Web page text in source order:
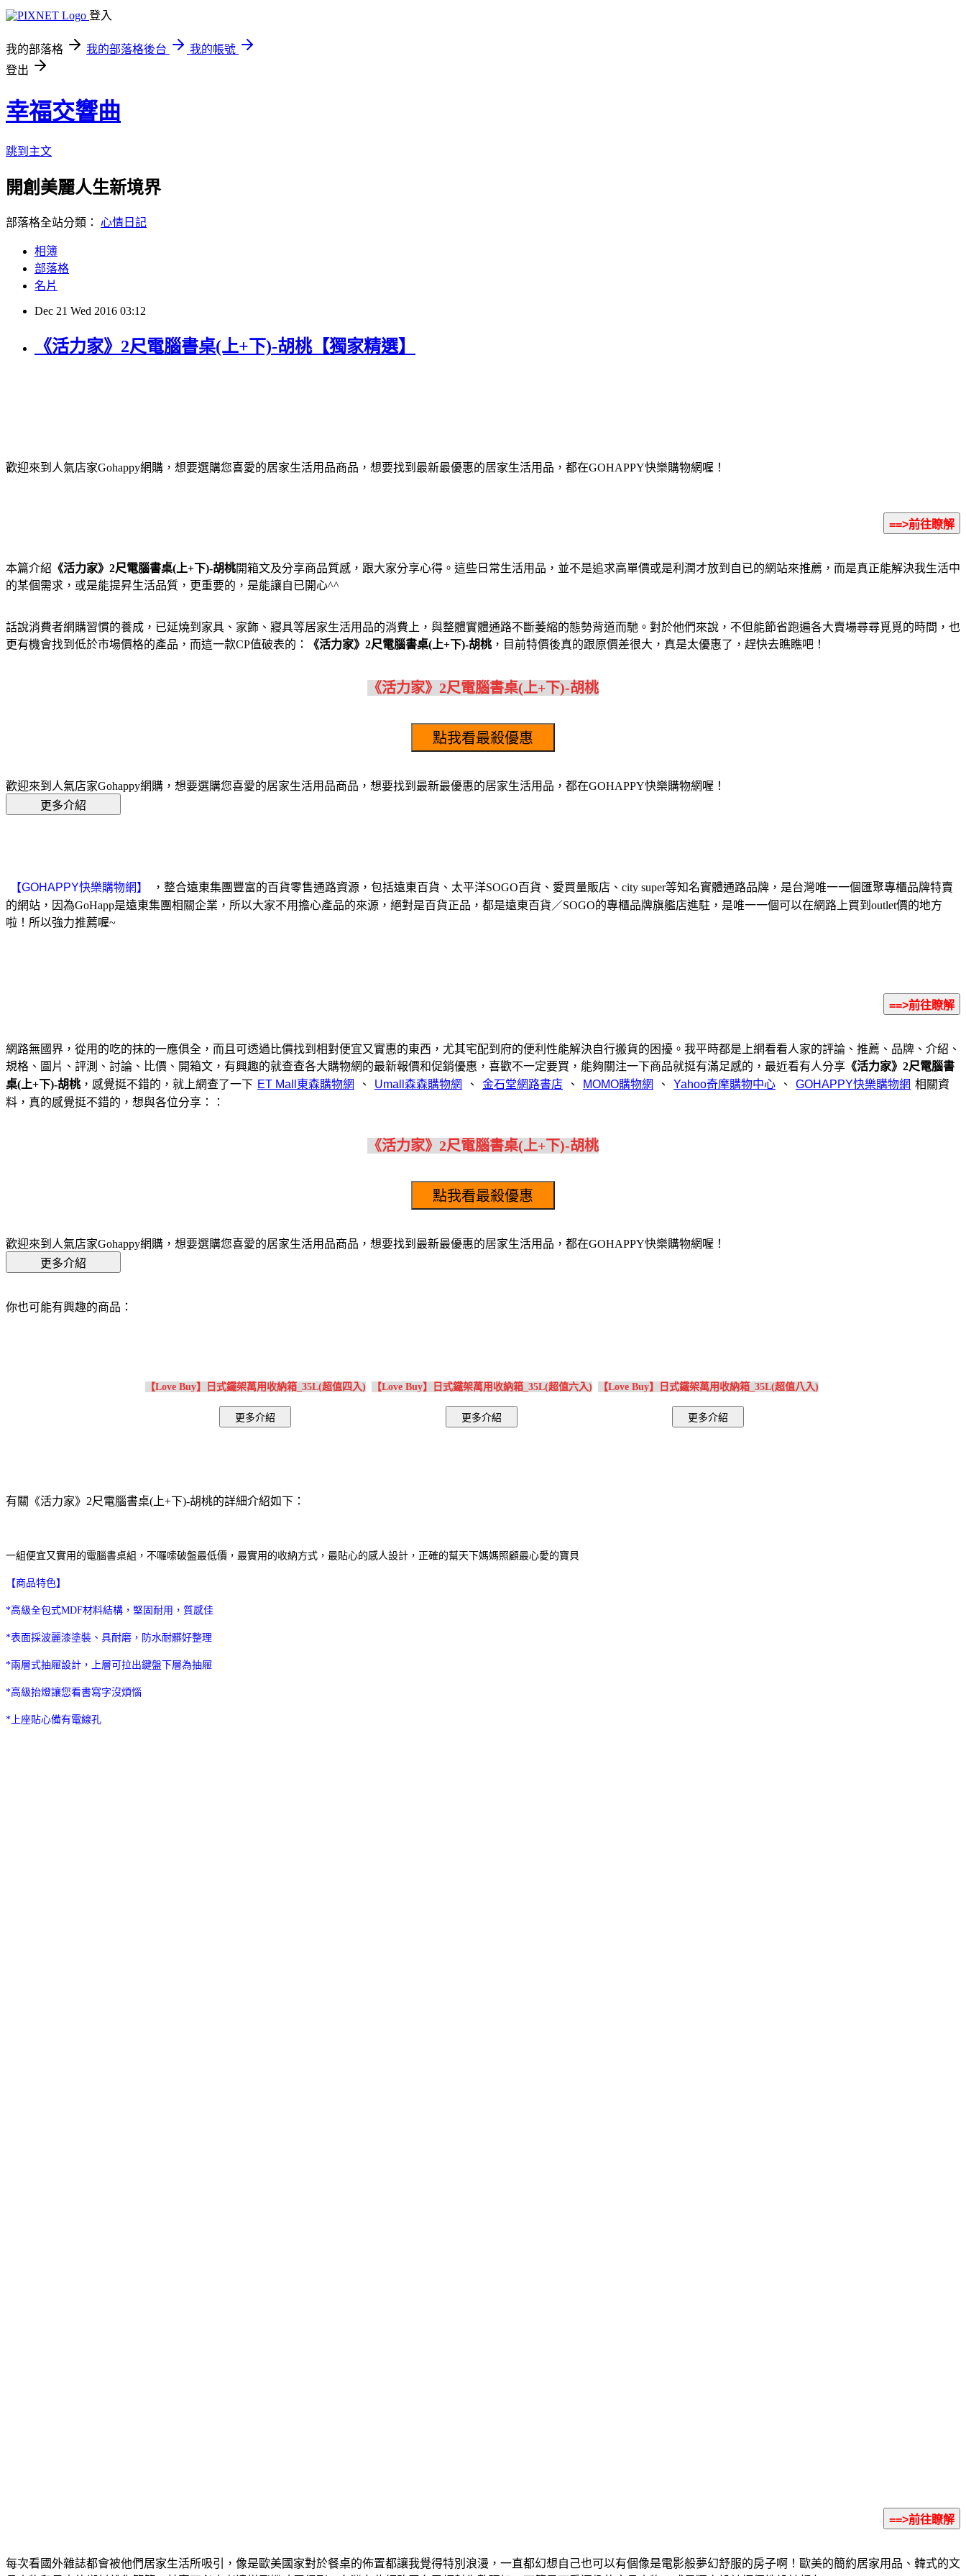
登入
我的部落格 我的部落格後台
我的帳號
登出
幸福交響曲
跳到主文
開創美麗人生新境界
部落格全站分類： 心情日記
相簿
部落格
名片
Dec 21 Wed 2016 03:12
《活力家》2尺電腦書桌(上+下)-胡桃【獨家精選】
歡迎來到人氣店家Gohappy網購，想要選購您喜愛的居家生活用品商品，想要找到最新最優惠的居家生活用品，都在GOHAPPY快樂購物網喔！
本篇介紹 《活力家》2尺電腦書桌(上+下)-胡桃開箱文及分享商品質感，跟大家分享心得。這些日常生活用品，並不是追求高單價或是利潤才放到自已的網站來推薦，而是真正能解決我生活中
的某個需求，或是能提昇生活品質，更重要的，是能讓自已開心^^
話說消費者網購習慣的養成，已延燒到家具、家飾、寢具等居家生活用品的消費上，與整體實體通路不斷萎縮的態勢背道而馳。對於他們來說，不但能節省跑遍各大賣場尋尋覓覓的時間，也
更有機會找到低於市場價格的產品，而這一款CP值破表的：
《活力家》2尺電腦書桌(上+下)-胡桃，目前特價後真的跟原價差很大，真是太優惠了，趕快去瞧瞧吧！
《活力家》2尺電腦書桌(上+下)-胡桃
歡迎來到人氣店家Gohappy網購，想要選購您喜愛的居家生活用品商品，想要找到最新最優惠的居家生活用品，都在GOHAPPY快樂購物網喔！
，整合遠東集團豐富的百貨零售通路資源，包括遠東百貨、太平洋SOGO百貨、愛買量販店、city super等知名實體通路品牌，是台灣唯一一個匯聚專櫃品牌特賣
的網站，因為GoHapp是遠東集團相關企業，所以大家不用擔心產品的來源，絕對是百貨正品，都是遠東百貨／SOGO的專櫃品牌旗艦店進駐，是唯一一個可以在網路上買到outlet價的地方
啦！所以強力推薦喔~
網路無國界，從用的吃的抹的一應俱全，而且可透過比價找到相對便宜又實惠的東西，尤其宅配到府的便利性能解決自行搬貨的困擾。我平時都是上網看看人家的評論、推薦、品牌、介紹、
規格、圖片、評測、討論、比價、開箱文，有興趣的就查查各大購物網的最新報價和促銷優惠，喜歡不一定要買，能夠關注一下商品就挺有滿足感的，最近看有人分享 《活力家》2尺電腦書
桌(上+下)-胡桃，感覺挺不錯的，就上網查了一下 、 、 、 、 、
相關資
料，真的感覺挺不錯的，想與各位分享：：
《活力家》2尺電腦書桌(上+下)-胡桃
歡迎來到人氣店家Gohappy網購，想要選購您喜愛的居家生活用品商品，想要找到最新最優惠的居家生活用品，都在GOHAPPY快樂購物網喔！
你也可能有興趣的商品：
【Love Buy】日式鐵架萬用收納箱_35L(超值四入) 【Love Buy】日式鐵架萬用收納箱_35L(超值六入) 【Love Buy】日式鐵架萬用收納箱_35L(超值八入)
有關《活力家》2尺電腦書桌(上+下)-胡桃的詳細介紹如下：
一組便宜又實用的電腦書桌組，不囉嗦破盤最低價，最實用的收納方式，最貼心的感人設計，正確的幫天下媽媽照顧最心愛的寶貝
【商品特色】
*高級全包式MDF材料結構，堅固耐用，質感佳
*表面採波麗漆塗裝、具耐磨，防水耐髒好整理
*兩層式抽屜設計，上層可拉出鍵盤下層為抽屜
*高級抬燈讓您看書寫字沒煩惱
*上座貼心備有電線孔
每次看國外雜誌都會被他們居家生活所吸引，像是歐美國家對於餐桌的佈置都讓我覺得特別浪漫，一直都幻想自己也可以有個像是電影般夢幻舒服的房子啊！歐美的簡約居家用品、韓式的文